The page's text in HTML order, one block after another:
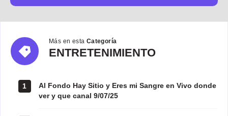
Más en esta Categoría
ENTRETENIMIENTO
ENTRETENIMIENTO
1
Al Fondo Hay Sitio y Eres mi Sangre en Vivo donde
ver y que canal 9/07/25